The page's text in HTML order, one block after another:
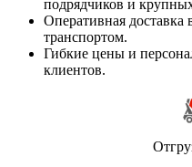
подрядчиков и
Оперативная
транспортом.
Гибкие цены и
клиентов.